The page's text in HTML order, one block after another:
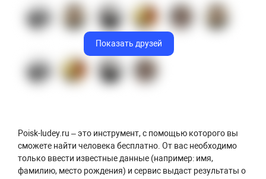
Показать друзей
Poisk-ludey.ru – это инструмент, с помощью которого вы
сможете найти человека бесплатно. От вас необходимо
только ввести известные данные (например: имя,
фамилию, место рождения) и сервис выдаст результаты о